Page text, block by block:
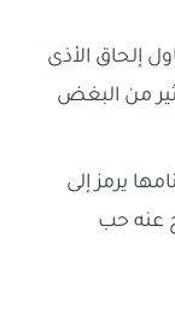
إلحاق الأذى
من البغض
يرمز إلى
عنه حب